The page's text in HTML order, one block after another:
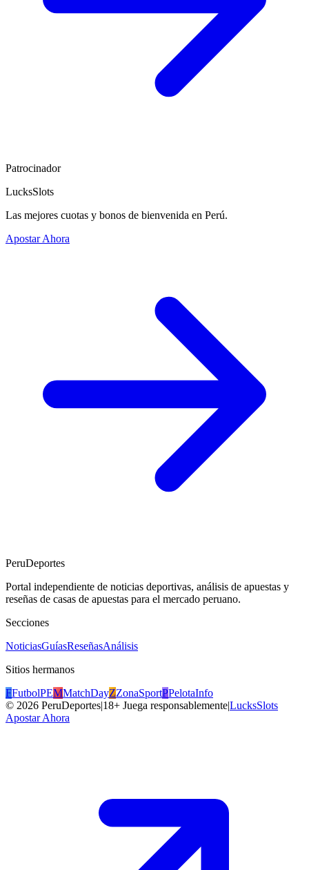
Patrocinador
LucksSlots
Las mejores cuotas y bonos de bienvenida en Perú.
Apostar Ahora
PeruDeportes
Portal independiente de noticias deportivas, análisis de apuestas y
reseñas de casas de apuestas para el mercado peruano.
Secciones
NoticiasGuíasReseñasAnálisis
Sitios hermanos
FFutbolPEMMatchDayZZonaSportPPelotaInfo
© 2026 PeruDeportes|18+ Juega responsablemente|LucksSlots
Apostar Ahora